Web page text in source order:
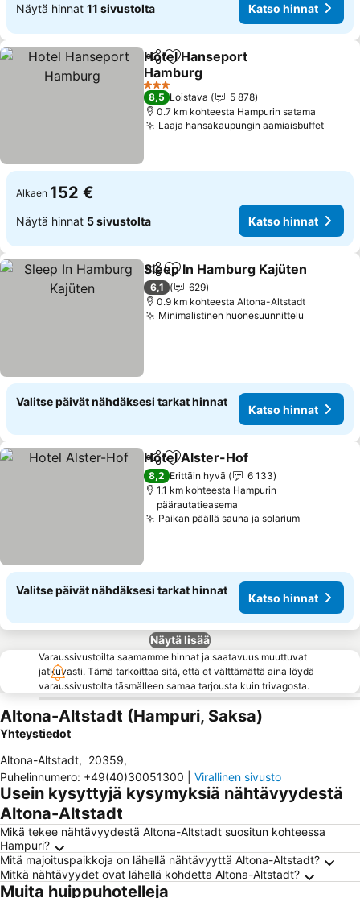
Näytä hinnat 11 sivustolta Katso hinnat
Jaa Lisää suosikkeihin
Hotel Hanseport
Hamburg
3 Tähtiluokitus
8,5 Loistava
5 878
0.7 km kohteesta Hampurin satama
Laaja hansakaupungin aamiaisbuffet
Alkaen 152 €
Näytä hinnat 5 sivustolta Katso hinnat
Jaa Lisää suosikkeihin
Sleep In Hamburg Kajüten
6,1
629
0.9 km kohteesta Altona-Altstadt
Minimalistinen huonesuunnittelu
Valitse päivät nähdäksesi tarkat hinnat
Katso hinnat
Jaa Lisää suosikkeihin
Hotel Alster-Hof
8,2 Erittäin hyvä
6 133
1.1 km kohteesta Hampurin
päärautatieasema
Paikan päällä sauna ja solarium
Valitse päivät nähdäksesi tarkat hinnat
Katso hinnat
Näytä lisää
Varaussivustoilta saamamme hinnat ja saatavuus muuttuvat
jatkuvasti. Tämä tarkoittaa sitä, että et välttämättä aina löydä
varaussivustolta täsmälleen samaa tarjousta kuin trivagosta.
Altona-Altstadt (Hampuri, Saksa)
Yhteystiedot
Altona-Altstadt, 20359,
Puhelinnumero: +49(40)30051300 Virallinen sivusto
Usein kysyttyjä kysymyksiä nähtävyydestä
Altona-Altstadt
Mikä tekee nähtävyydestä Altona-Altstadt suositun kohteessa
Hampuri?
Mitä majoituspaikkoja on lähellä nähtävyyttä Altona-Altstadt?
Mitkä nähtävyydet ovat lähellä kohdetta Altona-Altstadt?
Muita huippuhotelleja